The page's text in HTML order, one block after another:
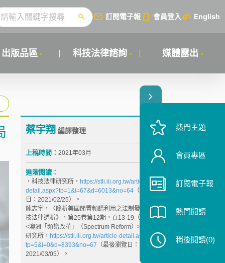
訂閱電子報 會員登入 English
出版品區 科技法律諮詢 媒體露出
蔡宇翔 編譯整理
上稿時間： 2021年03月
進階閱讀：
，科技法律研究所， https://stli.iii.org.tw/article-
detail.aspx?tp=1&i=67&d=6013&no=64（最後瀏覽
日：2021/02/25）。
陳志宇，〈簡析美國閒置頻譜利用之法制發展〉，《科
技法律透析》，第25卷第12期，頁13-19（2013）。
<澳洲「頻譜改革」（Spectrum Reform）>，科技法律
研究所， https://stli.iii.org.tw/article-detail.aspx?
tp=5&i=0&d=8393&no=67 （最後瀏覽日：
2021/03/05）。
熱門主題
會員專區
訂閱電子報
熱門閱讀
稍後閱讀(0)